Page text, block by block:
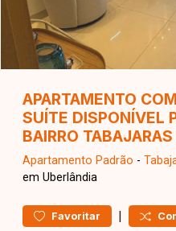
APARTAMENTO
SUÍTE DISPONÍVEL
BAIRRO
Apartamento Padrão -
em Uberlândia
Favoritar |